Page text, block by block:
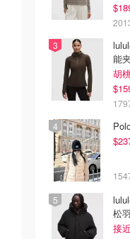
能
胡
松
接